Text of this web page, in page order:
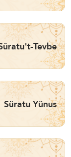
Tevbe
Sûratu Yûnus